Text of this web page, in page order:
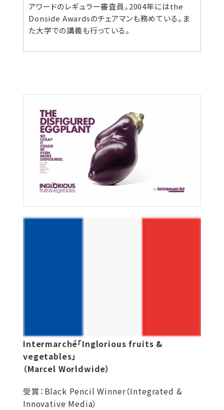
アワードのレギュラー審査員。2004年にはthe
Donside Awardsのチェアマンも務めている。ま
た大学での講義も行っている。
Intermarché「Inglorious fruits &
vegetables」
（Marcel Worldwide）
受賞：Black Pencil Winner（Integrated &
Innovative Media）